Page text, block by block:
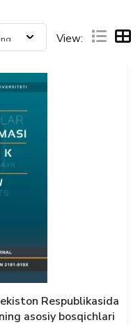
View:
Respublikasida
asosiy bosqichlari